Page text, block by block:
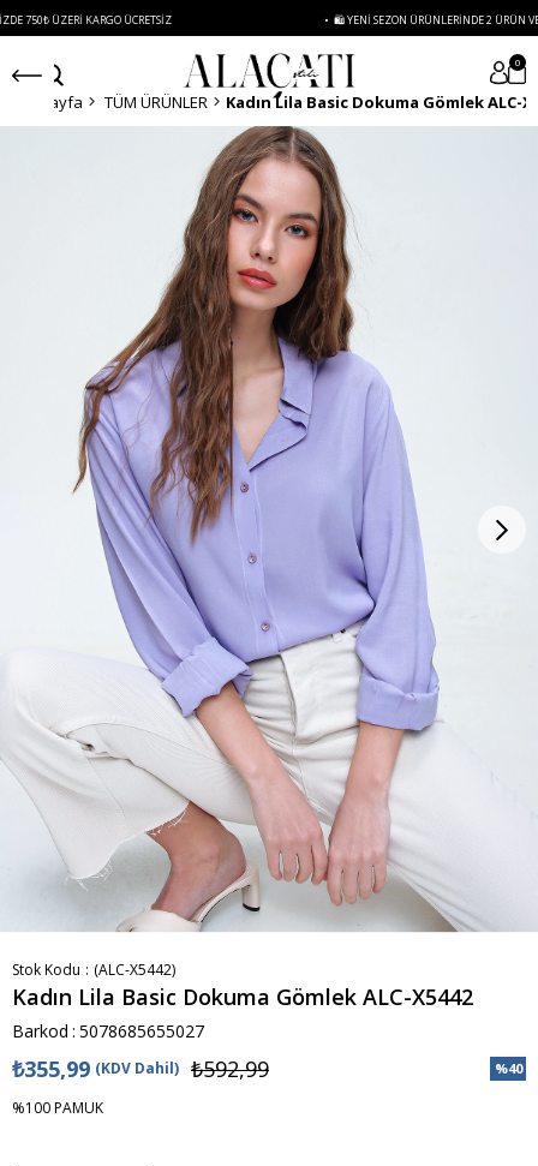
ÜZERI KARGO ÜCRETSIZ • 🛍️ YENI SEZON ÜRÜNLERINDE 2 ÜRÜN VE ÜZERI
0
Anasayfa TÜM ÜRÜNLER Kadın Lila Basic Dokuma Gömlek ALC-
Stok Kodu (ALC-X5442)
Kadın Lila Basic Dokuma Gömlek ALC-X5442
Barkod : 5078685655027
%40
₺592,99
₺355,99 (KDV Dahil)
%100 PAMUK